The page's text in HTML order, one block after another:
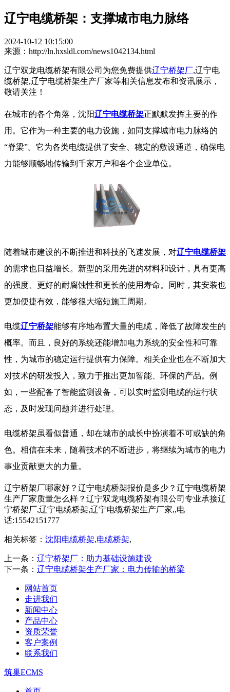
辽宁电缆桥架：支撑城市电力脉络
2024-10-12 10:15:00
来源：http://ln.hxsldl.com/news1042134.html
辽宁双龙电缆桥架有限公司为您免费提供辽宁桥架厂,辽宁电
缆桥架,辽宁电缆桥架生产厂家等相关信息发布和资讯展示，
敬请关注！
在城市的各个角落，沈阳辽宁电缆桥架正默默发挥主要的作
用。它作为一种主要的电力设施，如同支撑城市电力脉络的
“脊梁”。它为各类电缆提供了安全、稳定的敷设通道，确保电
力能够顺畅地传输到千家万户和各个企业单位。
随着城市建设的不断推进和科技的飞速发展，对辽宁电缆桥架
的需求也日益增长。新型的采用先进的材料和设计，具有更高
的强度、更好的耐腐蚀性和更长的使用寿命。同时，其安装也
更加便捷有效，能够很大缩短施工周期。
电缆辽宁桥架能够有序地布置大量的电缆，降低了故障发生的
概率。而且，良好的系统还能增加电力系统的安全性和可靠
性，为城市的稳定运行提供有力保障。相关企业也在不断加大
对技术的研发投入，致力于推出更加智能、环保的产品。例
如，一些配备了智能监测设备，可以实时监测电缆的运行状
态，及时发现问题并进行处理。
电缆桥架虽看似普通，却在城市的成长中扮演着不可或缺的角
色。相信在未来，随着技术的不断进步，将继续为城市的电力
事业贡献更大的力量。
辽宁桥架厂哪家好？辽宁电缆桥架报价是多少？辽宁电缆桥架
生产厂家质量怎么样？辽宁双龙电缆桥架有限公司专业承接辽
宁桥架厂,辽宁电缆桥架,辽宁电缆桥架生产厂家,,电
话:15542151777
相关标签： 沈阳电缆桥架,电缆桥架,
上一条： 辽宁桥架厂：助力基础设施建设
下一条： 辽宁电缆桥架生产厂家：电力传输的桥梁
网站首页
走进我们
新闻中心
产品中心
资质荣誉
客户案例
联系我们
筑巢ECMS